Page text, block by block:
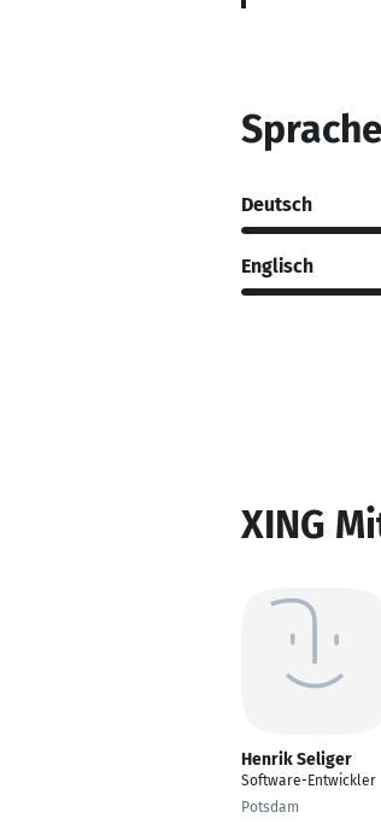
Deutsch
Englisch
XING
Henrik Seliger
Software-Entwickler
Potsdam